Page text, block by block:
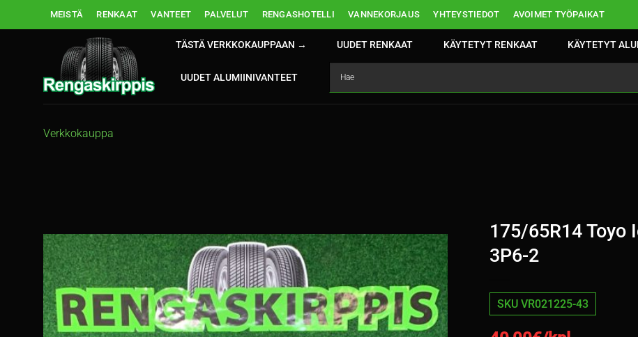
MEISTÄ RENKAAT VANTEET PALVELUT RENGASHOTELLI VANNEKORJAUS YHTEYSTIEDOT AVOIMET TYÖPAIKAT
TÄSTÄ VERKKOKAUPPAAN → UUDET RENKAAT KÄYTETYT RENKAAT KÄYTETYT
UUDET ALUMIINIVANTEET
Verkkokauppa
175/65R14 Toyo
3P6-2
SKU VR021225-43